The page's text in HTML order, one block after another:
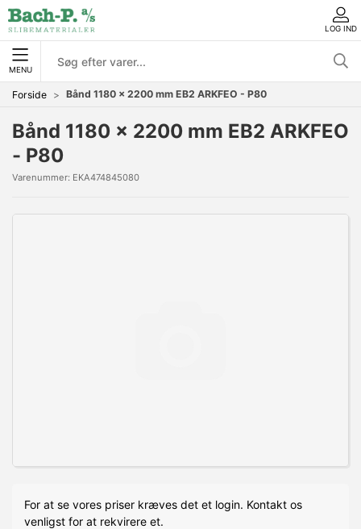
LOG IND
MENU
Forside Bånd 1180 x 2200 mm EB2 ARKFEO - P80
Bånd 1180 x 2200 mm EB2 ARKFEO
- P80
Varenummer: EKA474845080
For at se vores priser kræves det et login. Kontakt os
venligst for at rekvirere et.